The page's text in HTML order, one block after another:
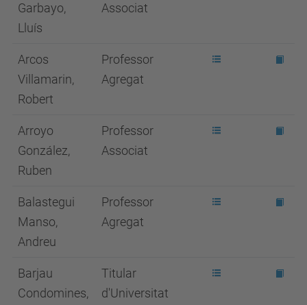
Garbayo,
Lluís
Associat
Arcos
Villamarin,
Robert
Professor
Agregat
Arroyo
González,
Ruben
Professor
Associat
Balastegui
Manso,
Andreu
Professor
Agregat
Barjau
Condomines,
Titular
d'Universitat